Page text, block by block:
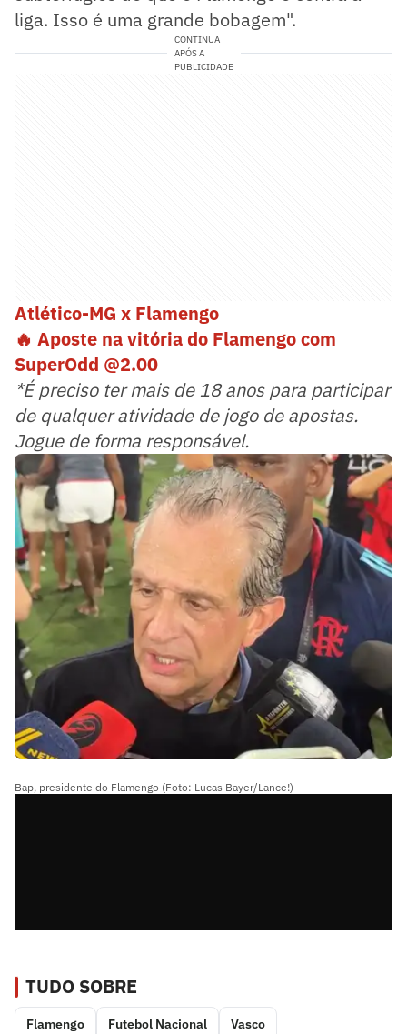
liga. Isso é uma grande bobagem".
CONTINUA
APÓS A
PUBLICIDADE
Atlético-MG x Flamengo
🔥 Aposte na vitória do Flamengo com
SuperOdd @2.00
*É preciso ter mais de 18 anos para participar
de qualquer atividade de jogo de apostas.
Jogue de forma responsável.
Bap, presidente do Flamengo (Foto: Lucas Bayer/Lance!)
TUDO SOBRE
Flamengo Futebol Nacional Vasco